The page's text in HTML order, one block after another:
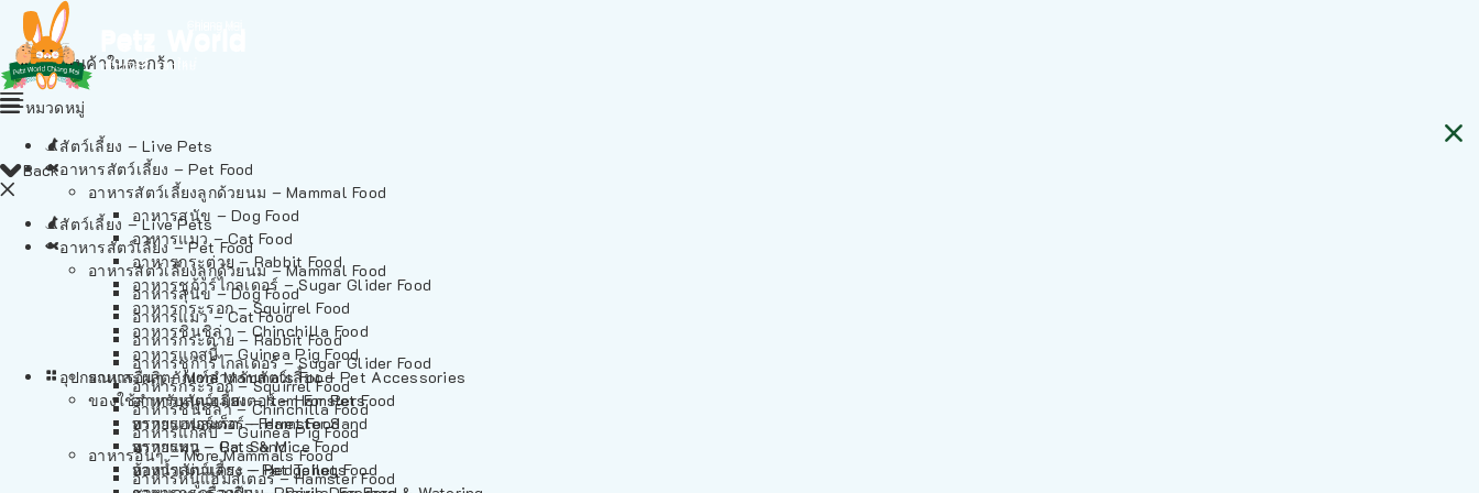
ไม่มีสินค้าในตะกร้า
Back
สัตว์เลี้ยง – Live Pets
อาหารสัตว์เลี้ยง – Pet Food
อาหารสัตว์เลี้ยงลูกด้วยนม – Mammal Food
อาหารสุนัข – Dog Food
อาหารแมว – Cat Food
อาหารกระต่าย – Rabbit Food
อาหารชูก้าร์ไกลเดอร์ – Sugar Glider Food
อาหารกระรอก – Squirrel Food
อาหารชินชิล่า – Chinchilla Food
อาหารแกสบี้ – Guinea Pig Food
อาหารอื่นๆ – More Mammals Food
อาหารหนูแฮมสเตอร์ – Hamster Food
หมวดหมู่
สัตว์เลี้ยง – Live Pets
อาหารสัตว์เลี้ยง – Pet Food
อาหารสัตว์เลี้ยงลูกด้วยนม – Mammal Food
อาหารสุนัข – Dog Food
อาหารแมว – Cat Food
อาหารกระต่าย – Rabbit Food
อาหารชูก้าร์ไกลเดอร์ – Sugar Glider Food
อาหารกระรอก – Squirrel Food
อาหารชินชิล่า – Chinchilla Food
อาหารแกสบี้ – Guinea Pig Food
อาหารอื่นๆ – More Mammals Food
อาหารหนูแฮมสเตอร์ – Hamster Food
อาหารเฟอร์เร็ต – Ferret Food
อาหารหนู – Rats & Mice Food
อาหารเม่นแคระ – Hedgehog Food
อุปกรณและผลิตภัณฑ์สำหรับสัตว์เลี้ยง – Pet Accessories
ของใช้สำหรับสัตว์เลี้ยง – Item For Pets
ทรายแฮมสเตอร์ – Hamster Sand
ทรายแมว – Cat Sand
ห้องน้ำสัตว์เลี้ยง – Pet Toilets